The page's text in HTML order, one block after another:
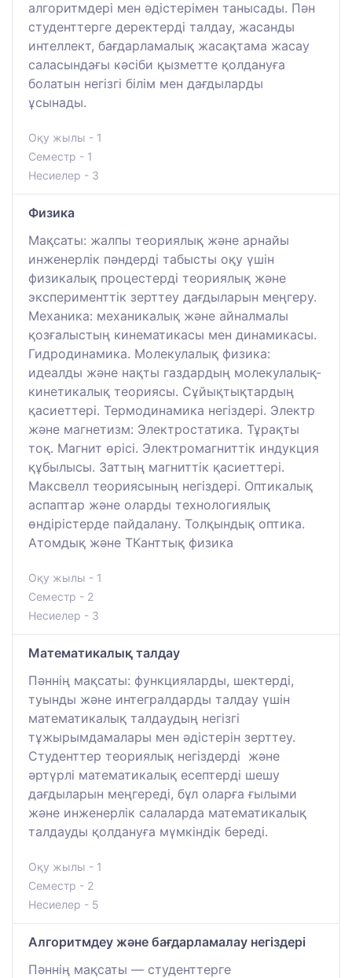
алгоритмдері мен әдістерімен танысады. Пән
студенттерге деректерді талдау, жасанды
интеллект, бағдарламалық жасақтама жасау
саласындағы кәсіби қызметте қолдануға
болатын негізгі білім мен дағдыларды
ұсынады.
Оқу жылы - 1
Семестр - 1
Несиелер - 3
Физика
Мақсаты: жалпы теориялық және арнайы
инженерлік пәндерді табысты оқу үшін
физикалық процестерді теориялық және
эксперименттік зерттеу дағдыларын меңгеру.
Механика: механикалық және айналмалы
қозғалыстың кинематикасы мен динамикасы.
Гидродинамика. Молекулалық физика:
идеалды және нақты газдардың молекулалық-
кинетикалық теориясы. Сұйықтықтардың
қасиеттері. Термодинамика негіздері. Электр
және магнетизм: Электростатика. Тұрақты
тоқ. Магнит өрісі. Электромагниттік индукция
құбылысы. Заттың магниттік қасиеттері.
Максвелл теориясының негіздері. Оптикалық
аспаптар және оларды технологиялық
өндірістерде пайдалану. Толқындық оптика.
Атомдық және ТКанттық физика
Оқу жылы - 1
Семестр - 2
Несиелер - 3
Математикалық талдау
Пәннің мақсаты: функцияларды, шектерді,
туынды және интегралдарды талдау үшін
математикалық талдаудың негізгі
тұжырымдамалары мен әдістерін зерттеу.
Студенттер теориялық негіздерді және
әртүрлі математикалық есептерді шешу
дағдыларын меңгереді, бұл оларға ғылыми
және инженерлік салаларда математикалық
талдауды қолдануға мүмкіндік береді.
Оқу жылы - 1
Семестр - 2
Несиелер - 5
Алгоритмдеу және бағдарламалау негіздері
Пәннің мақсаты –– студенттерге